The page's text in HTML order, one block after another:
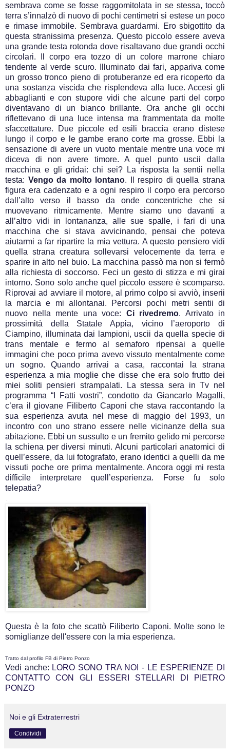
sembrava come se fosse raggomitolata in se stessa, toccò
terra s’innalzò di nuovo di pochi centimetri si estese un poco
e rimase immobile. Sembrava guardarmi. Ero sbigottito da
questa stranissima presenza. Questo piccolo essere aveva
una grande testa rotonda dove risaltavano due grandi occhi
circolari. Il corpo era tozzo di un colore marrone chiaro
tendente al verde scuro. Illuminato dai fari, appariva come
un grosso tronco pieno di protuberanze ed era ricoperto da
una sostanza viscida che risplendeva alla luce. Accesi gli
abbaglianti e con stupore vidi che alcune parti del corpo
diventavano di un bianco brillante. Ora anche gli occhi
riflettevano di una luce intensa ma frammentata da molte
sfaccettature. Due piccole ed esili braccia erano distese
lungo il corpo e le gambe erano corte ma grosse. Ebbi la
sensazione di avere un vuoto mentale mentre una voce mi
diceva di non avere timore. A quel punto uscii dalla
macchina e gli gridai: chi sei? La risposta la sentii nella
testa: Vengo da molto lontano. Il respiro di quella strana
figura era cadenzato e a ogni respiro il corpo era percorso
dall’alto verso il basso da onde concentriche che si
muovevano ritmicamente. Mentre siamo uno davanti a
all’altro vidi in lontananza, alle sue spalle, i fari di una
macchina che si stava avvicinando, pensai che poteva
aiutarmi a far ripartire la mia vettura. A questo pensiero vidi
quella strana creatura sollevarsi velocemente da terra e
sparire in alto nel buio. La macchina passò ma non si fermò
alla richiesta di soccorso. Feci un gesto di stizza e mi girai
intorno. Sono solo anche quel piccolo essere è scomparso.
Riprovai ad avviare il motore, al primo colpo si avviò, inserii
la marcia e mi allontanai. Percorsi pochi metri sentii di
nuovo nella mente una voce: Ci rivedremo. Arrivato in
prossimità della Statale Appia, vicino l’aeroporto di
Ciampino, illuminata dai lampioni, uscii da quella specie di
trans mentale e fermo al semaforo ripensai a quelle
immagini che poco prima avevo vissuto mentalmente come
un sogno. Quando arrivai a casa, raccontai la strana
esperienza a mia moglie che disse che era solo frutto dei
miei soliti pensieri strampalati. La stessa sera in Tv nel
programma “I Fatti vostri”, condotto da Giancarlo Magalli,
c’era il giovane Filiberto Caponi che stava raccontando la
sua esperienza avuta nel mese di maggio del 1993, un
incontro con uno strano essere nelle vicinanze della sua
abitazione. Ebbi un sussulto e un fremito gelido mi percorse
la schiena per diversi minuti. Alcuni particolari anatomici di
quell’essere, da lui fotografato, erano identici a quelli da me
vissuti poche ore prima mentalmente. Ancora oggi mi resta
difficile interpretare quell’esperienza. Forse fu solo
telepatia?
Questa è la foto che scattò Filiberto Caponi. Molte sono le
somiglianze dell'essere con la mia esperienza.
Tratto dal profilo FB di Pietro Ponzo
Vedi anche: LORO SONO TRA NOI - LE ESPERIENZE DI
CONTATTO CON GLI ESSERI STELLARI DI PIETRO
PONZO
Noi e gli Extraterrestri
Condividi